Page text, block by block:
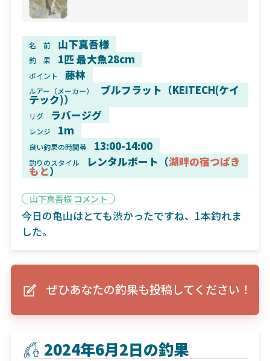
名 前 山下真吾様
釣 果 1匹 最大魚28cm
ポイント 藤林
ルアー（メーカー） ブルフラット（KEITECH(ケイ
テック)）
リグ ラバージグ
レンジ 1m
良い釣果の時間帯 13:00-14:00
釣りのスタイル レンタルボート（湖畔の宿つばき
もと）
山下真吾様 コメント
今日の亀山はとても渋かったですね、1本釣れま
した。
ぜひあなたの釣果も投稿してください！
2024年6月2日の釣果